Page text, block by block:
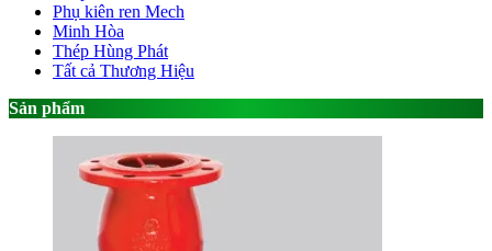
Phụ kiên ren Mech
Minh Hòa
Thép Hùng Phát
Tất cả Thương Hiệu
Sản phẩm